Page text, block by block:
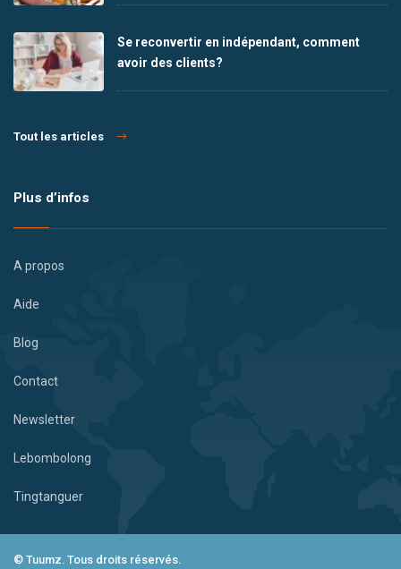
Se reconvertir en indépendant, comment
avoir des clients?
Tout les articles
Plus d’infos
A propos
Aide
Blog
Contact
Newsletter
Lebombolong
Tingtanguer
© Tuumz. Tous droits réservés.